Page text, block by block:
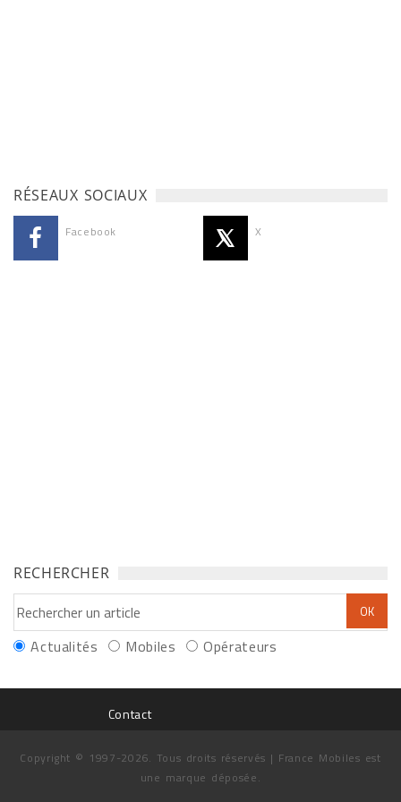
RÉSEAUX SOCIAUX
Facebook X
RECHERCHER
Actualités Mobiles Opérateurs
Contact
Copyright © 1997-2026. Tous droits réservés | France Mobiles est
une marque déposée.